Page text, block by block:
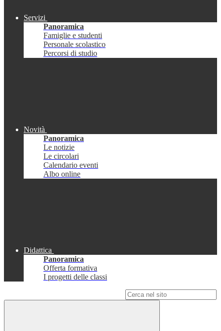
Servizi
Panoramica
Famiglie e studenti
Personale scolastico
Percorsi di studio
Novità
Panoramica
Le notizie
Le circolari
Calendario eventi
Albo online
Didattica
Panoramica
Offerta formativa
I progetti delle classi